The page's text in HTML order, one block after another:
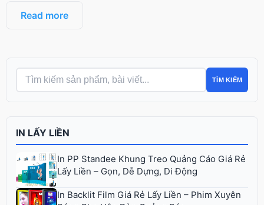
Read more
TÌM KIẾM
IN LẤY LIỀN
In PP Standee Khung Treo Quảng Cáo Giá Rẻ
Lấy Liền – Gọn, Dễ Dựng, Di Động
In Backlit Film Giá Rẻ Lấy Liền – Phim Xuyên